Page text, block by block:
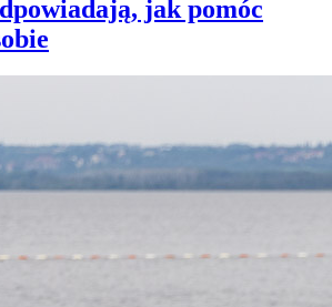
jak pomóc